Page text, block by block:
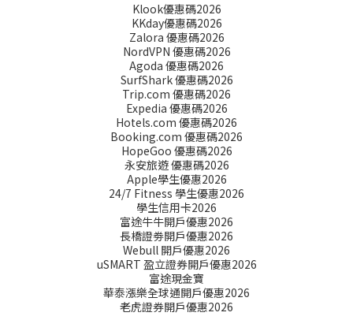
Klook優惠碼2026
KKday優惠碼2026
Zalora 優惠碼2026
NordVPN 優惠碼2026
Agoda 優惠碼2026
SurfShark 優惠碼2026
Trip.com 優惠碼2026
Expedia 優惠碼2026
Hotels.com 優惠碼2026
Booking.com 優惠碼2026
HopeGoo 優惠碼2026
永安旅遊 優惠碼2026
Apple學生優惠2026
24/7 Fitness 學生優惠2026
學生信用卡2026
富途牛牛開戶優惠2026
長橋證劵開戶優惠2026
Webull 開戶優惠2026
uSMART 盈立證券開戶優惠2026
富途現金寶
華泰漲樂全球通開戶優惠2026
老虎證券開戶優惠2026